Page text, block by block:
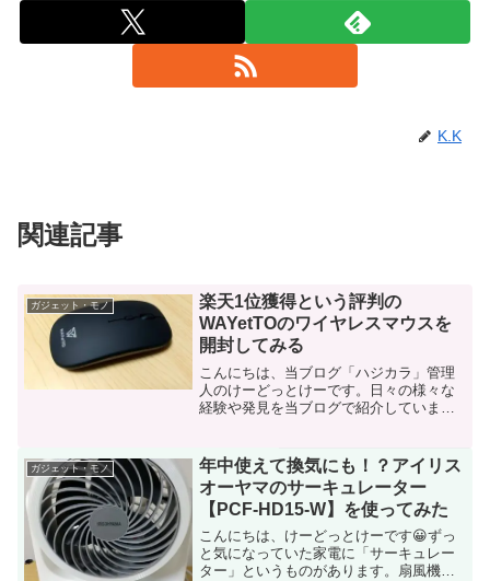
K.K
関連記事
ガジェット・モノ
楽天1位獲得という評判の
WAYetTOのワイヤレスマウスを
開封してみる
こんにちは、当ブログ「ハジカラ」管理
人のけーどっとけーです。日々の様々な
経験や発見を当ブログで紹介していま
す。今回は、WAYetTOのワイヤレスマウ
スを開封してみました...
ガジェット・モノ
年中使えて換気にも！？アイリス
オーヤマのサーキュレーター
【PCF-HD15-W】を使ってみた
こんにちは、けーどっとけーです😀ずっ
と気になっていた家電に「サーキュレー
ター」というものがあります。扇風機と